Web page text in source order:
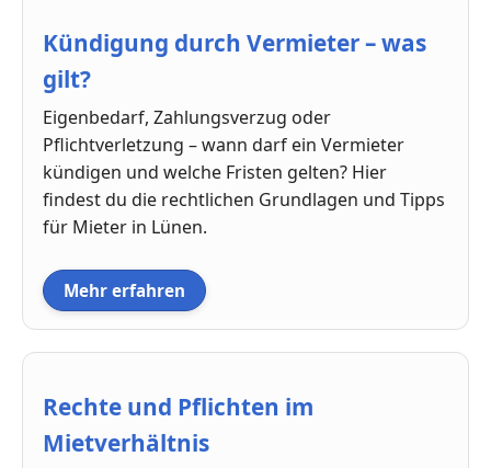
Kündigung durch Vermieter – was
gilt?
Eigenbedarf, Zahlungsverzug oder
Pflichtverletzung – wann darf ein Vermieter
kündigen und welche Fristen gelten? Hier
findest du die rechtlichen Grundlagen und Tipps
für Mieter in Lünen.
Mehr erfahren
Rechte und Pflichten im
Mietverhältnis